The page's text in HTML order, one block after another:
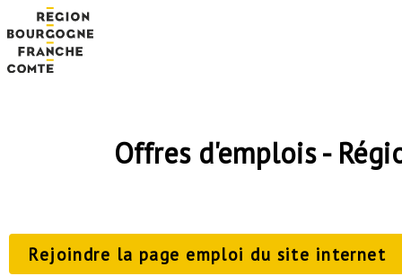
Offres d'emplois -
Rejoindre la page emploi du site internet